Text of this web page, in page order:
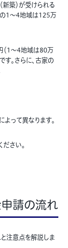
築）が受けられる
の1～4地域は125万
（1～4地域は80万
。さらに、古家の
って異なります。
ださい。
請の流れ
注意点を解説しま